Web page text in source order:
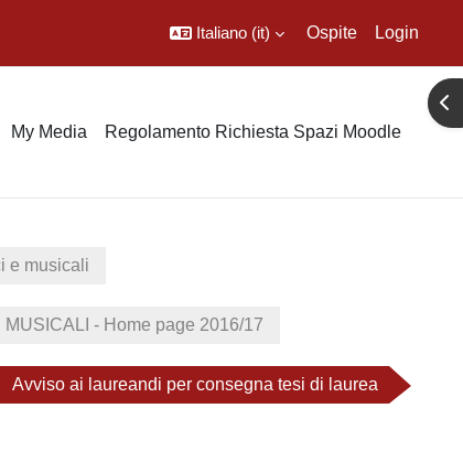
Italiano ‎(it)‎ Ospite Login
My Media Regolamento Richiesta Spazi Moodle
e musicali
- Home page 2016/17
Avviso ai laureandi per consegna tesi di laurea